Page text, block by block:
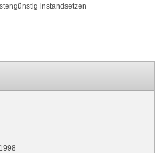
instandsetzen